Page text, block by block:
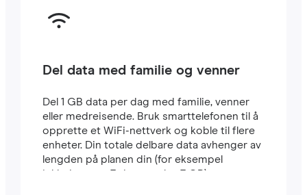
Del data med familie og venner
Del 1 GB data per dag med familie, venner
eller medreisende. Bruk smarttelefonen til å
opprette et WiFi-nettverk og koble til flere
enheter. Din totale delbare data avhenger av
lengden på planen din (for eksempel
inkluderer en 7-dagers plan 7 GB).